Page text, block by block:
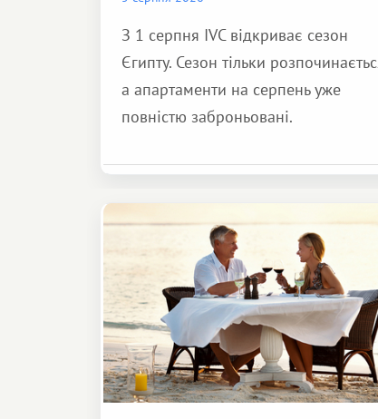
З 1 серпня IVC відкриває сезон
Єгипту. Сезон тільки
а апартаменти на серпень уже
повністю заброньовані.